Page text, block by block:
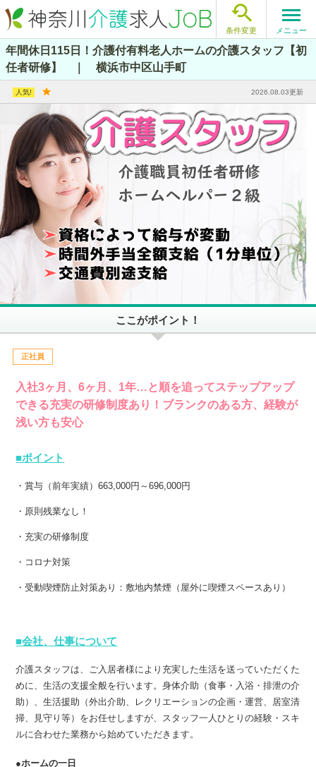

条件変更 メニュー
年間休日115日！介護付有料老人ホームの介護スタッフ【初
任者研修】 ｜ 横浜市中区山手町
2026.08.03更新
ここがポイント！
正社員
入社3ヶ月、6ヶ月、1年…と順を追ってステップアップ
できる充実の研修制度あり！ブランクのある方、経験が
浅い方も安心
■ポイント
・賞与（前年実績）663,000円～696,000円
・原則残業なし！
・充実の研修制度
・コロナ対策
・受動喫煙防止対策あり：敷地内禁煙（屋外に喫煙スペースあり）
■会社、仕事について
介護スタッフは、ご入居者様により充実した生活を送っていただくた
めに、生活の支援全般を行います。身体介助（食事・入浴・排泄の介
助）、生活援助（外出介助、レクリエーションの企画・運営、居室清
掃、見守り等）をお任せしますが、スタッフ一人ひとりの経験・スキ
ルに合わせた業務から始めていただきます。
●ホームの一日